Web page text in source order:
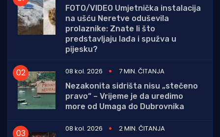
FOTO/VIDEO Umjetnička instalacija
na ušću Neretve oduševila
prolaznike: Znate li što
predstavljaju lađa i spužva u
pijesku?
08 kol. 2026
7 MIN. ČITANJA
Nezakonita sidrišta nisu „stečeno
pravo“ – Vrijeme je da uredimo
more od Umaga do Dubrovnika
08 kol. 2026
2 MIN. ČITANJA